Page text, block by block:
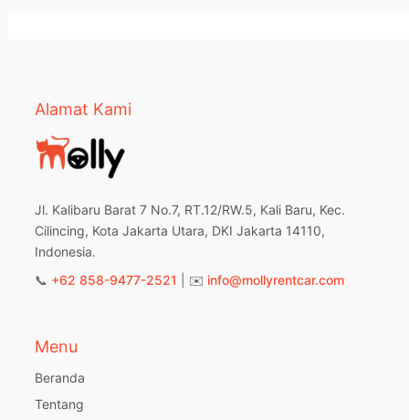
Alamat Kami
Jl. Kalibaru Barat 7 No.7, RT.12/RW.5, Kali Baru, Kec.
Cilincing, Kota Jakarta Utara, DKI Jakarta 14110,
Indonesia.
📞 +62 858-9477-2521 | ✉️ info@mollyrentcar.com
Menu
Beranda
Tentang